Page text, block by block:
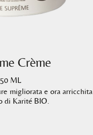
Crème
50 ML
migliorata e ora arricchita
di Karité BIO.